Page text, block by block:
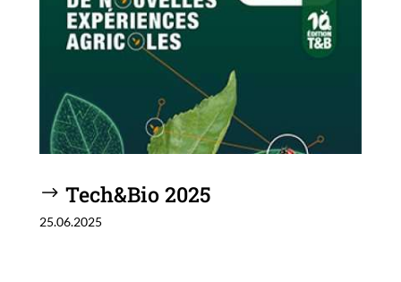
Tech&Bio 2025
25.06.2025